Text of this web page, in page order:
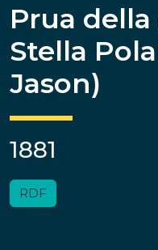
Prua
Stella
Jason)
1881
RDF